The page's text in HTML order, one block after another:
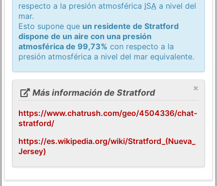
respecto a la presión atmosférica ISA a nivel del
mar.
Esto supone que un residente de Stratford
dispone de un aire con una presión
atmosférica de 99,73% con respecto a la
presión atmosférica a nivel del mar equivalente.
×
Más información de Stratford
https://www.chatrush.com/geo/4504336/chat-
stratford/
https://es.wikipedia.org/wiki/Stratford_(Nueva_
Jersey)